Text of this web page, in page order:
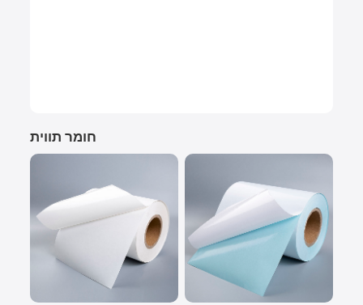
חומר תווית